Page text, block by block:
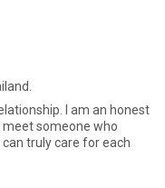
I am an honest
meet someone who
truly care for each